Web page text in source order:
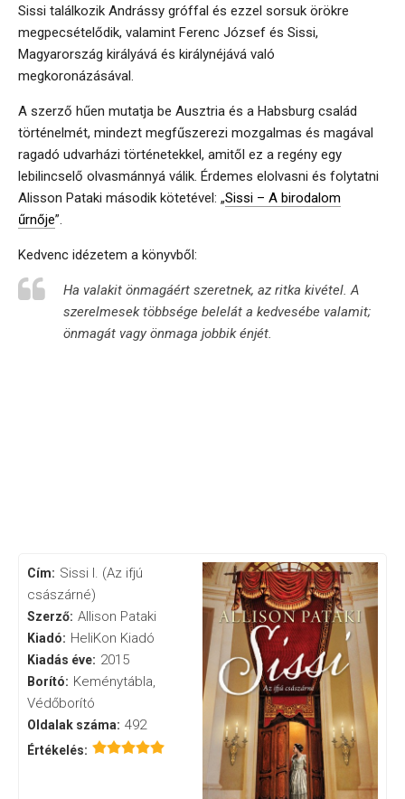
Sissi találkozik Andrássy gróffal és ezzel sorsuk örökre
megpecsételődik, valamint Ferenc József és Sissi,
Magyarország királyává és királynéjává való
megkoronázásával.
A szerző hűen mutatja be Ausztria és a Habsburg család
történelmét, mindezt megfűszerezi mozgalmas és magával
ragadó udvarházi történetekkel, amitől ez a regény egy
lebilincselő olvasmánnyá válik. Érdemes elolvasni és folytatni
Alisson Pataki második kötetével: „Sissi – A birodalom
űrnője”.
Kedvenc idézetem a könyvből:
Ha valakit önmagáért szeretnek, az ritka kivétel. A
szerelmesek többsége belelát a kedvesébe valamit;
önmagát vagy önmaga jobbik énjét.
Cím: Sissi I. (Az ifjú
császárné)
Szerző: Allison Pataki
Kiadó: HeliKon Kiadó
Kiadás éve: 2015
Borító: Keménytábla,
Védőborító
Oldalak száma: 492
Értékelés: